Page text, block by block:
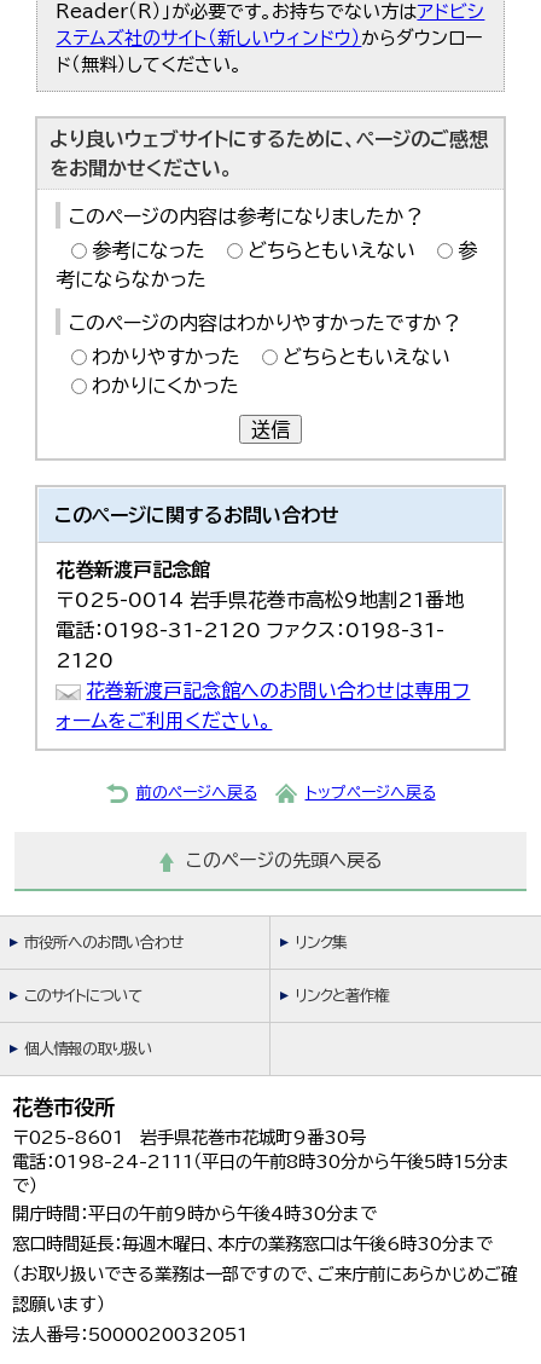
Reader（R）」が必要です。お持ちでない方はアドビシ
ステムズ社のサイト（新しいウィンドウ） からダウンロー
ド（無料）してください。
より良いウェブサイトにするために、ページのご感想
をお聞かせください。
このページの内容は参考になりましたか？
参考になった
どちらともいえない
参
考にならなかった
このページの内容はわかりやすかったですか？
わかりやすかった
どちらともいえない
わかりにくかった
送信
このページに関するお問い合わせ
花巻新渡戸記念館
〒025-0014 岩手県花巻市高松9地割21番地
電話：0198-31-2120 ファクス：0198-31-
2120
花巻新渡戸記念館へのお問い合わせは専用フ
ォームをご利用ください。
前のページへ戻る トップページへ戻る
このページの先頭へ戻る
市役所へのお問い合わせ リンク集
このサイトについて リンクと著作権
個人情報の取り扱い
花巻市役所
〒025-8601 岩手県花巻市花城町9番30号
電話：0198-24-2111（平日の午前8時30分から午後5時15分ま
で）
開庁時間：平日の午前9時から午後4時30分まで
窓口時間延長：毎週木曜日、本庁の業務窓口は午後6時30分まで
（お取り扱いできる業務は一部ですので、ご来庁前にあらかじめご確
認願います）
法人番号：5000020032051